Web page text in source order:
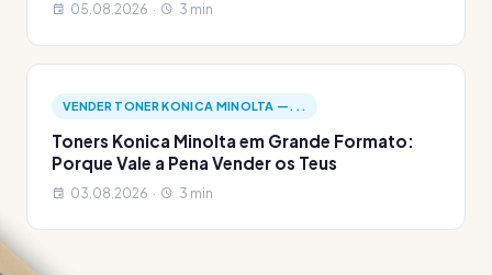
05.08.2026 · 3 min
VENDER TONER KONICA MINOLTA —...
Toners Konica Minolta em Grande Formato:
Porque Vale a Pena Vender os Teus
03.08.2026 · 3 min